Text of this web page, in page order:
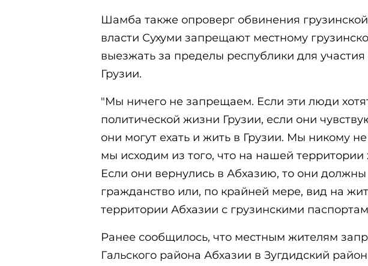
Шамба также опроверг обвинения
власти Сухуми запрещают местному
выезжать за пределы республики для
Грузии.
"Мы ничего не запрещаем. Если эти люди
политической жизни Грузии, если они
они могут ехать и жить в Грузии. Мы никому
мы исходим из того, что на нашей
Если они вернулись в Абхазию, то они должны
гражданство или, по крайней мере, вид на
территории Абхазии с грузинскими
Ранее сообщилось, что местным жителям
Гальского района Абхазии в Зугдидский